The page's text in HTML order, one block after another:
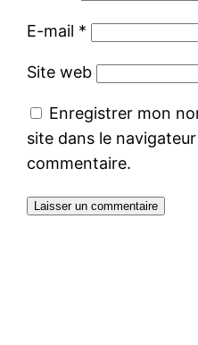
E-mail *
Site web
Enregistrer mon
site dans le
commentaire.